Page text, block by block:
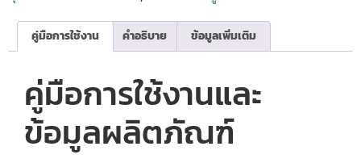
คู่มือการใช้งาน คำอธิบาย ข้อมูลเพิ่มเติม
คู่มือการใช้งานและ
ข้อมูลผลิตภัณฑ์